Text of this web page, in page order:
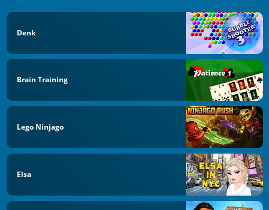
Denk
Brain Training
Lego Ninjago
Elsa